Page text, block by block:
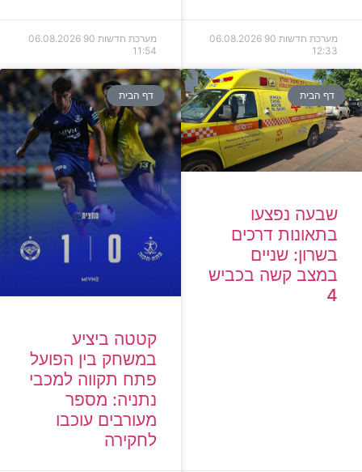
מערכת חדשות 90
06.08.2026
12:33
מערכת חדשות 90
06.08.2026
11:54
דף הבית
שבעה נפצעו
בתאונות דרכים
בשרון: שניים
במצב קשה בכביש
4
דף הבית
קטטה ביציע
במשחק בין הפועל
פתח תקווה למכבי
נתניה: מספר
מעורבים עוכבו
לחקירה